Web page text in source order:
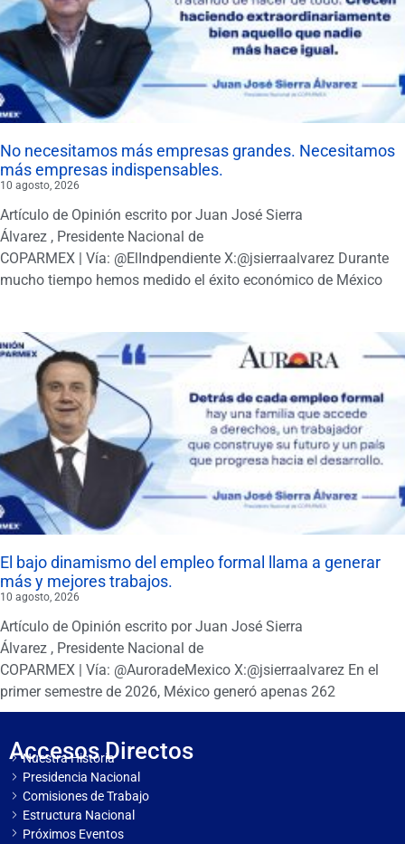
No necesitamos más empresas grandes. Necesitamos
más empresas indispensables.
10 agosto, 2026
Artículo de Opinión escrito por Juan José Sierra
Álvarez , Presidente Nacional de
COPARMEX | Vía: @ElIndpendiente X:@jsierraalvarez Durante
mucho tiempo hemos medido el éxito económico de México
El bajo dinamismo del empleo formal llama a generar
más y mejores trabajos.
10 agosto, 2026
Artículo de Opinión escrito por Juan José Sierra
Álvarez , Presidente Nacional de
COPARMEX | Vía: @AuroradeMexico X:@jsierraalvarez En el
primer semestre de 2026, México generó apenas 262
Accesos Directos
Nuestra Historia
Presidencia Nacional
Comisiones de Trabajo
Estructura Nacional
Próximos Eventos